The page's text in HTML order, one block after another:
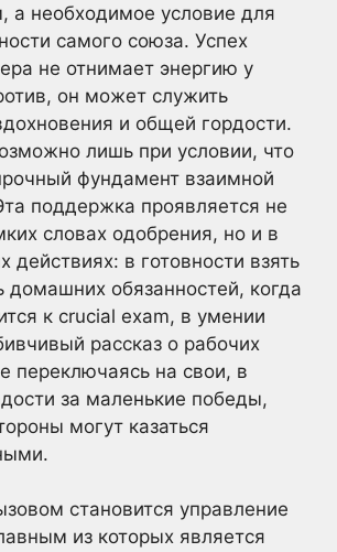
а необходимое условие для
самого союза. Успех
не отнимает энергию у
он может служить
и общей гордости.
лишь при условии, что
фундамент взаимной
поддержка проявляется не
словах одобрения, но и в
действиях: в готовности взять
домашних обязанностей, когда
к crucial exam, в умении
рассказ о рабочих
переключаясь на свои, в
за маленькие победы,
могут казаться
становится управление
из которых является